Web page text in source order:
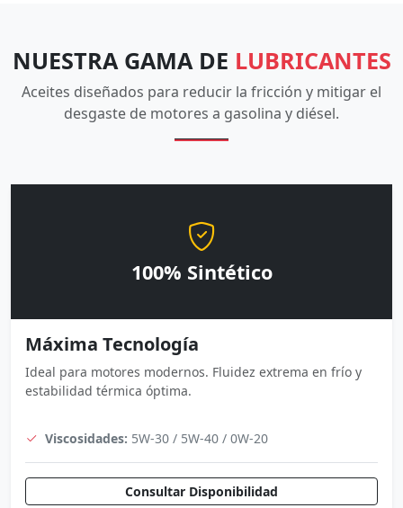
NUESTRA GAMA DE LUBRICANTES
Aceites diseñados para reducir la fricción y mitigar el
desgaste de motores a gasolina y diésel.
100% Sintético
Máxima Tecnología
Ideal para motores modernos. Fluidez extrema en frío y
estabilidad térmica óptima.
Viscosidades: 5W-30 / 5W-40 / 0W-20
Consultar Disponibilidad